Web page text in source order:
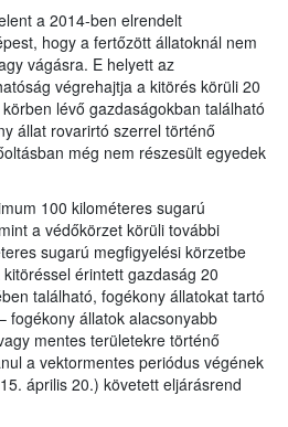
a 2014-ben elrendelt
hogy a fertőzött állatoknál nem
vágásra. E helyett az
végrehajtja a kitörés körüli 20
lévő gazdaságokban található
állat rovarirtó szerrel történő
még nem részesült egyedek
100 kilométeres sugarú
a védőkörzet körüli további
sugarú megfigyelési körzetbe
érintett gazdaság 20
található, fogékony állatokat tartó
fogékony állatok alacsonyabb
mentes területekre történő
a vektormentes periódus végének
április 20.) követett eljárásrend